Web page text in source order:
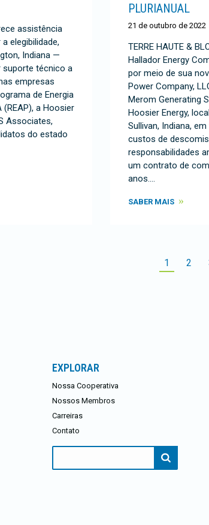
assistência
elegibilidade,
Indiana —
técnico a
empresas
de Energia
(REAP), a Hoosier
Associates,
do estado
PLURIANUAL
21 de outubro de 2022
TERRE HAUTE &
Hallador Energy
por meio de sua
Power Company,
Merom Generating
Hoosier Energy,
Sullivan, Indiana,
custos de
responsabilidades
um contrato de
anos.…
SABER MAIS
1 2
EXPLORAR
Nossa Cooperativa
Nossos Membros
Carreiras
Contato